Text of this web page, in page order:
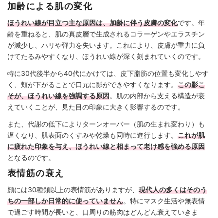
加齢による肌の変化
ほうれい線が目立つ主な原因は、加齢に伴う皮膚の変化です。年
齢を重ねると、肌の真皮層で生成されるコラーゲンやエラスチン
が減少し、ハリや弾力を失います。これにより、皮膚が重力に負
けてたるみやすくなり、ほうれい線が深く刻まれていくのです。
特に30代後半から40代にかけては、皮下脂肪の位置も変化しやす
く、頬が下がることで口元に影ができやすくなります。 この影こ
そが、ほうれい線を強調する原因。肌の内部から支える構造が衰
えていくことが、見た目の印象に大きく影響するのです。
また、代謝の低下によりターンオーバー（肌の生まれ変わり）も
遅くなり、肌表面のくすみや乾燥も同時に進行します。 これが肌
に疲れた印象を与え、ほうれい線と相まって老け感を強める原因
となるのです。
表情筋の衰え
顔には30種類以上の表情筋がありますが、 現代人の多くはそのう
ちの一部しか日常的に使っていません。特にマスク生活や無表情
で過ごす時間が長いと、口周りの筋肉はどんどん衰えていきま